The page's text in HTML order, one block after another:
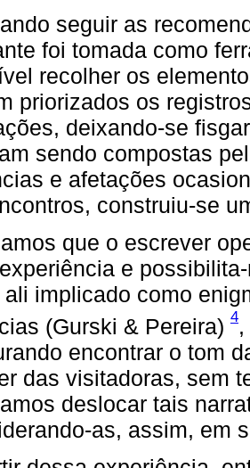
seguir as
foi tomada como
recolher os
priorizados os
deixando-se
sendo compostas
e afetações
construiu-se
que o escrever
e
ali implicado como
(Gurski & Pereira) 4
encontrar o tom
das visitadoras, sem
deslocar tais
as, assim, em